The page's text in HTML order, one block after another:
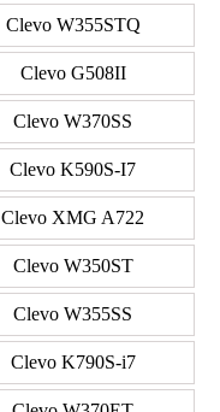
Clevo W355STQ
Clevo G508II
Clevo W370SS
Clevo K590S-I7
Clevo XMG A722
Clevo W350ST
Clevo W355SS
Clevo K790S-i7